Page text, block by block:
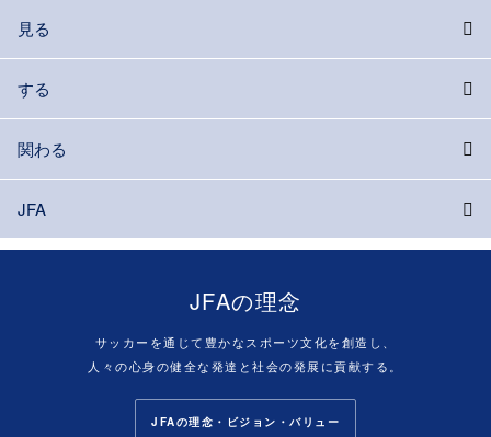
見る
する
関わる
JFA
JFAの理念
サッカーを通じて豊かなスポーツ文化を創造し、
人々の心身の健全な発達と社会の発展に貢献する。
JFAの理念・ビジョン・バリュー